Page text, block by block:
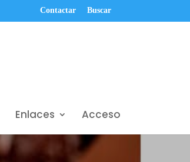
Contactar Buscar
Enlaces Acceso